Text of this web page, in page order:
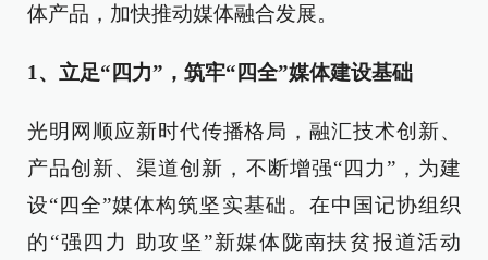
体产品，加快推动媒体融合发展。
1、立足“四力”，筑牢“四全”媒体建设基础
光明网顺应新时代传播格局，融汇技术创新、
产品创新、渠道创新，不断增强“四力”，为建
设“四全”媒体构筑坚实基础。在中国记协组织
的“强四力 助攻坚”新媒体陇南扶贫报道活动